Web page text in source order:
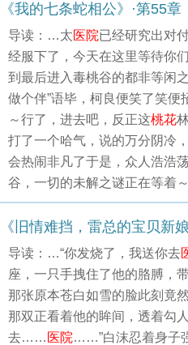
《我的七条蛇相公》·第55
导读：…太医院已经研究出对
经服下了，今天在这里等待你
到最后进入毒桃谷的都非等闲
做个伴”语毕，柯良便笑了笑便
～行了，进去吧，反正这桃花
打了一个哈气，说的万分阴冷
会热闹非凡了于是，众人浩浩
谷，一切的未解之谜正在等着
《旧情难挡，雷总的宝贝新
导读：…“你发烧了，我送你去
座，一只手拽住了他的胳膊，
那张原本苍白如雪的脸此刻竟
那双正看着他的眸间，透着勾
去…… 医院……”白沫忍着身子